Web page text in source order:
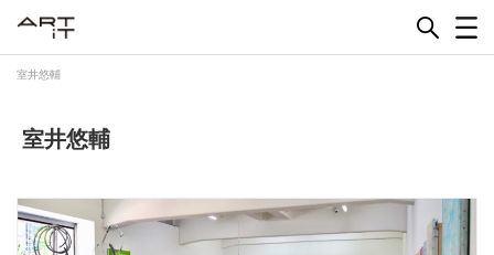
content
室井悠輔
室井悠輔